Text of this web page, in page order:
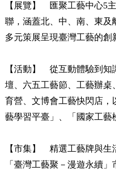
【展覽】 匯聚工藝中心5
聯，涵蓋北、中、南、東及
多元策展呈現臺灣工藝的創
【活動】 從互動體驗到知
壇、六五工藝節、工藝辦桌
育營、文博會工藝快閃店，
藝學習平臺」、「國家工藝
【市集】 精選工藝牌與生
「臺灣工藝聚－漫遊永續